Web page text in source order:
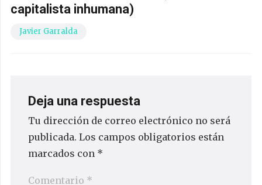
capitalista inhumana)
Javier Garralda
Deja una respuesta
Tu dirección de correo electrónico no será
publicada. Los campos obligatorios están
marcados con *